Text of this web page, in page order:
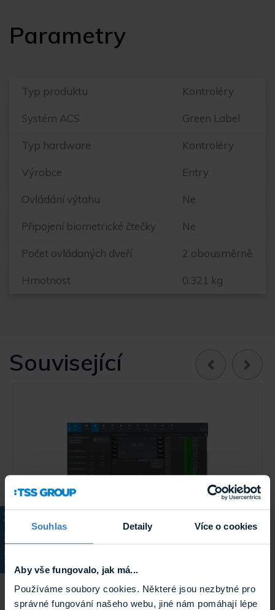
Souhlas Detaily Více o cookies
Aby vše fungovalo, jak má...
Používáme soubory cookies. Některé jsou nezbytné pro
správné fungování našeho webu, jiné nám pomáhají lépe
KATALOG
Parametry
Typ produktu Kontroléry
Systém ACS Green Label
Typ hardware Kontroléry
Výrobce Entry
Ovládání výtahu Ne
Připojení biometrické čtečky Ne
Počet ovládaných dveří 2 obousměrně
Hmotnost 0.321 kg
Související
software ver.3 i nadále provádí základní ...
Na cestě